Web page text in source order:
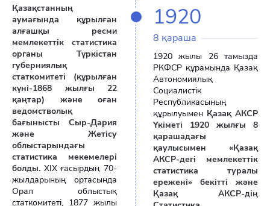
Қазақстанның
аумағында құрылған
алғашқы ресми
мемлекеттік статистика
органы Түркістан
губерниялық
статкомитеті (құрылған
күні-1868 жылғы 22
қаңтар) және оған
ведомстволық
бағынысты Сыр-Дария
және Жетісу
облыстарындағы
статистика мекемелері
болды. ХІХ ғасырдың 70-
жылдарының ортасында
Орал облыстық
статкомитеті, 1877 жылы
1920
8 қараша
1920 жылы 26 тамызда
РКФСР құрамында Қазақ
Автономиялық
Социалистік
Республикасының
құрылуымен Қазақ АКСР
Үкіметі 1920 жылғы 8
қарашадағы
қаулысымен «Қазақ
АКСР-дегі мемлекеттік
статистика туралы
ережені» бекітті және
Қазақ АКСР-дің